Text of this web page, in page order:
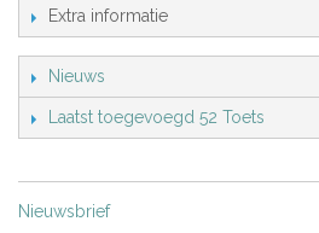
Extra informatie
Nieuws
Laatst toegevoegd 52 Toets
Nieuwsbrief